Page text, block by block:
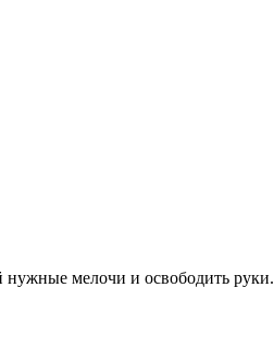
нужные мелочи и освободить руки.